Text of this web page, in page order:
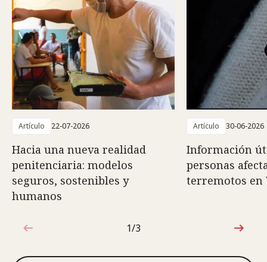
Artículo 22-07-2026
Hacia una nueva realidad
penitenciaria: modelos
seguros, sostenibles y
humanos
Artículo 30-06-2026
Información
personas
terremotos en
1de3
1/3